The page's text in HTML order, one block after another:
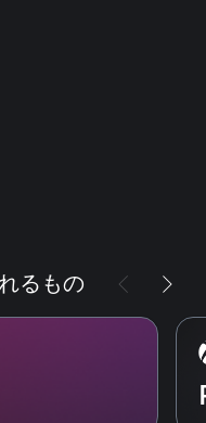
とうれしいです💖
るもの